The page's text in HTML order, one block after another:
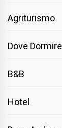
Agriturismo
Dove Dormire
B&B
Hotel